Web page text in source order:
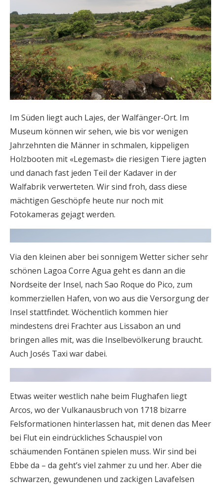
Im Süden liegt auch Lajes, der Walfänger-Ort. Im
Museum können wir sehen, wie bis vor wenigen
Jahrzehnten die Männer in schmalen, kippeligen
Holzbooten mit «Legemast» die riesigen Tiere jagten
und danach fast jeden Teil der Kadaver in der
Walfabrik verwerteten. Wir sind froh, dass diese
mächtigen Geschöpfe heute nur noch mit
Fotokameras gejagt werden.
Via den kleinen aber bei sonnigem Wetter sicher sehr
schönen Lagoa Corre Agua geht es dann an die
Nordseite der Insel, nach Sao Roque do Pico, zum
kommerziellen Hafen, von wo aus die Versorgung der
Insel stattfindet. Wöchentlich kommen hier
mindestens drei Frachter aus Lissabon an und
bringen alles mit, was die Inselbevölkerung braucht.
Auch Josés Taxi war dabei.
Etwas weiter westlich nahe beim Flughafen liegt
Arcos, wo der Vulkanausbruch von 1718 bizarre
Felsformationen hinterlassen hat, mit denen das Meer
bei Flut ein eindrückliches Schauspiel von
schäumenden Fontänen spielen muss. Wir sind bei
Ebbe da – da geht’s viel zahmer zu und her. Aber die
schwarzen, gewundenen und zackigen Lavafelsen